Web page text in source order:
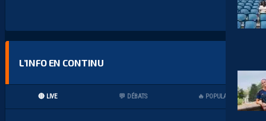
L’INFO EN CONTINU
🔴 LIVE 💬 DÉBATS 🔥 POPULAIRES